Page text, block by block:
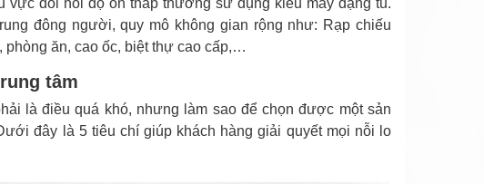
đòi hỏi độ ồn thấp thường sử dụng kiểu máy dạng tủ.
đông người, quy mô không gian rộng như: Rạp chiếu
phòng ăn, cao ốc, biệt thự cao cấp,…
tâm
là điều quá khó, nhưng làm sao để chọn được một sản
đây là 5 tiêu chí giúp khách hàng giải quyết mọi nỗi lo